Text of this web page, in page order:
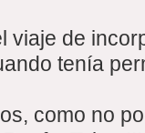
viaje de
tenía
como no